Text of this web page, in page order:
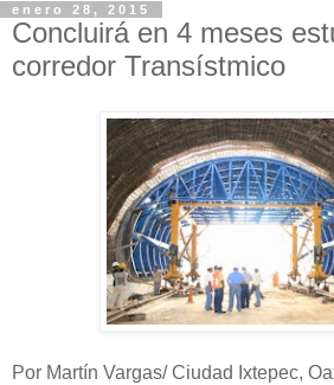
enero 28, 2015
Concluirá en 4 meses
corredor Transístmico
Por Martín Vargas/ Ciudad Ixtepec,